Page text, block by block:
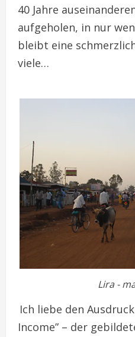
40 Jahre
aufgeholen, in nur
bleibt eine
viele…
Lira -
Ich liebe den
Income” – der